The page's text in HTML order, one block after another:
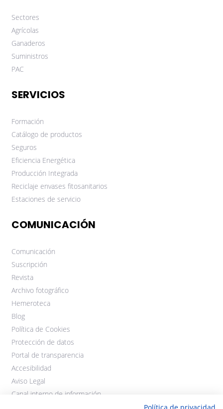
Sectores
Agrícolas
Ganaderos
Suministros
PAC
SERVICIOS
Formación
Catálogo de productos
Seguros
Eficiencia Energética
Producción Integrada
Reciclaje envases fitosanitarios
Estaciones de servicio
COMUNICACIÓN
Comunicación
Suscripción
Revista
Archivo fotográfico
Hemeroteca
Blog
Política de Cookies
Protección de datos
Portal de transparencia
Accesibilidad
Aviso Legal
Canal interno de información